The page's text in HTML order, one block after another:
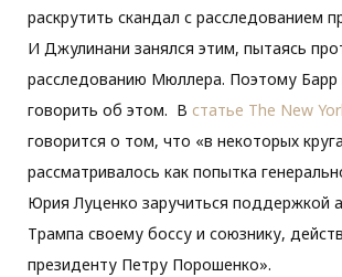
раскрутить скандал с расследованием
И Джулинани занялся этим, пытаясь
расследованию Мюллера. Поэтому Барр
говорить об этом. В статье The New
говорится о том, что «в некоторых
рассматривалось как попытка
Юрия Луценко заручиться поддержкой
Трампа своему боссу и союзнику,
президенту Петру Порошенко».